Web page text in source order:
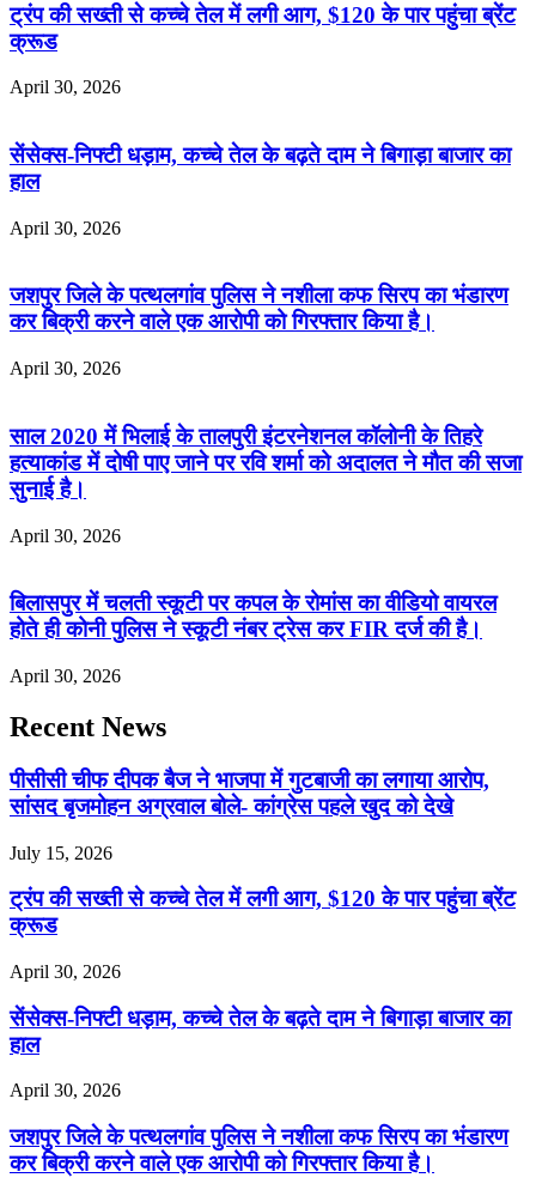
ट्रंप की सख्ती से कच्चे तेल में लगी आग, $120 के पार पहुंचा ब्रेंट
क्रूड
April 30, 2026
सेंसेक्स-निफ्टी धड़ाम, कच्चे तेल के बढ़ते दाम ने बिगाड़ा बाजार का
हाल
April 30, 2026
जशपुर जिले के पत्थलगांव पुलिस ने नशीला कफ सिरप का भंडारण
कर बिक्री करने वाले एक आरोपी को गिरफ्तार किया है।
April 30, 2026
साल 2020 में भिलाई के तालपुरी इंटरनेशनल कॉलोनी के तिहरे
हत्याकांड में दोषी पाए जाने पर रवि शर्मा को अदालत ने मौत की सजा
सुनाई है।
April 30, 2026
बिलासपुर में चलती स्कूटी पर कपल के रोमांस का वीडियो वायरल
होते ही कोनी पुलिस ने स्कूटी नंबर ट्रेस कर FIR दर्ज की है।
April 30, 2026
Recent News
पीसीसी चीफ दीपक बैज ने भाजपा में गुटबाजी का लगाया आरोप,
सांसद बृजमोहन अग्रवाल बोले- कांग्रेस पहले खुद को देखे
July 15, 2026
ट्रंप की सख्ती से कच्चे तेल में लगी आग, $120 के पार पहुंचा ब्रेंट
क्रूड
April 30, 2026
सेंसेक्स-निफ्टी धड़ाम, कच्चे तेल के बढ़ते दाम ने बिगाड़ा बाजार का
हाल
April 30, 2026
जशपुर जिले के पत्थलगांव पुलिस ने नशीला कफ सिरप का भंडारण
कर बिक्री करने वाले एक आरोपी को गिरफ्तार किया है।